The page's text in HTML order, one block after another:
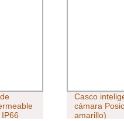
Casco
cámara
amarillo)